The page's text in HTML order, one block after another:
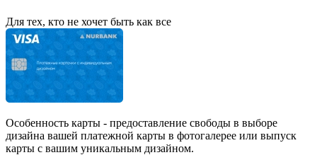
Для тех, кто не хочет быть как все
Особенность карты - предоставление свободы в выборе
дизайна вашей платежной карты в фотогалерее или выпуск
карты с вашим уникальным дизайном.